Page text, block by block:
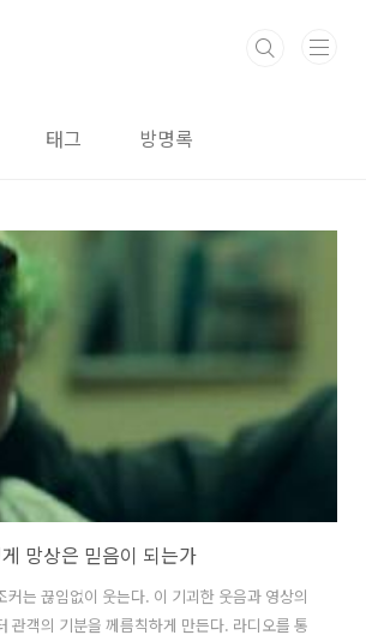
태그
방명록
망상은 믿음이 되는가
커는 끊임없이 웃는다. 이 기괴한 웃음과 영상의
관객의 기분을 께름칙하게 만든다. 라디오를 통